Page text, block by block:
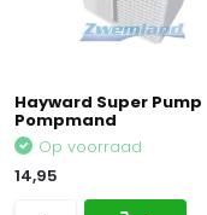
Hayward Super Pump
Pompmand
Op voorraad
14,95